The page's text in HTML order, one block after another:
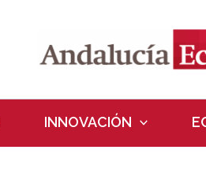
INNOVACIÓN